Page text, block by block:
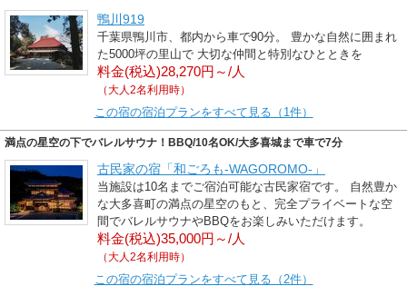
鴨川919
千葉県鴨川市、都内から車で90分。 豊かな自然に囲まれ
た5000坪の里山で 大切な仲間と特別なひとときを
料金(税込)28,270円～/人
（大人2名利用時）
この宿の宿泊プランをすべて見る（1件）
満点の星空の下でバレルサウナ！BBQ/10名OK/大多喜城まで車で7分
古民家の宿「和ごろも-WAGOROMO-」
当施設は10名までご宿泊可能な古民家宿です。 自然豊か
な大多喜町の満点の星空のもと、完全プライベートな空
間でバレルサウナやBBQをお楽しみいただけます。
料金(税込)35,000円～/人
（大人2名利用時）
この宿の宿泊プランをすべて見る（2件）